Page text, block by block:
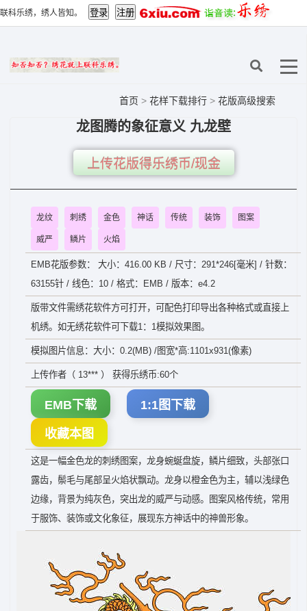
联科乐绣，绣人皆知。
首页 > 花样下载排行 > 花版高级搜索
龙图腾的象征意义 九龙壁
上传花版得乐绣币/现金
龙纹 刺绣 金色 神话 传统 装饰 图案
威严 鳞片 火焰
EMB花版参数： 大小：416.00 KB / 尺寸：291*246[毫米] / 针数：
63155针 / 线色：10 / 格式：EMB / 版本：e4.2
版带文件需绣花软件方可打开，可配色打印导出各种格式或直接上
机绣。如无绣花软件可下载1：1模拟效果图。
模拟图片信息：大小：0.2(MB) /图宽*高:1101x931(像素)
上传作者（ 13*** ） 获得乐绣币:60个
EMB下载 1:1图下载
收藏本图
这是一幅金色龙的刺绣图案，龙身蜿蜒盘旋，鳞片细致，头部张口
露齿，鬃毛与尾部呈火焰状飘动。龙身以橙金色为主，辅以浅绿色
边缘，背景为纯灰色，突出龙的威严与动感。图案风格传统，常用
于服饰、装饰或文化象征，展现东方神话中的神兽形象。